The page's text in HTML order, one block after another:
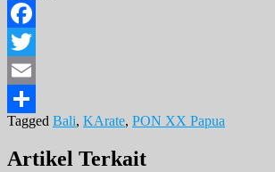
Facebook
Twitter
Email
Share
Tagged Bali, KArate, PON XX Papua
Artikel Terkait